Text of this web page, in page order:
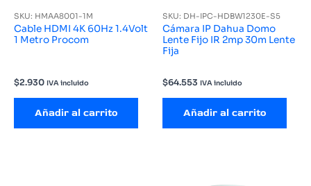
SKU: HMAA8001-1M
Cable HDMI 4K 60Hz 1.4Volt
1 Metro Procom
$2.930 IVA incluido
Añadir al carrito
SKU: DH-IPC-HDBW1230E-S5
Cámara IP Dahua Domo
Lente Fijo IR 2mp 30m Lente
Fija
$64.553 IVA incluido
Añadir al carrito